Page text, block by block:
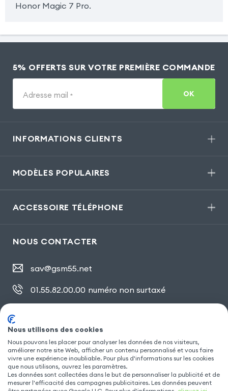
Honor Magic 7 Pro.
5% OFFERTS SUR VOTRE PREMIÈRE COMMANDE
Adresse mail * OK
INFORMATIONS CLIENTS
MODÈLES POPULAIRES
ACCESSOIRE TÉLÉPHONE
NOUS CONTACTER
sav@gsm55.net
01.55.82.00.00 numéro non surtaxé
SUIVEZ NOUS
Nous utilisons des cookies
Nous pouvons les placer pour analyser les données de nos visiteurs,
améliorer notre site Web, afficher un contenu personnalisé et vous faire
vivre une expérience inoubliable. Pour plus d'informations sur les cookies
que nous utilisons, ouvrez les paramètres.
Les données sont collectées dans le but de personnaliser la publicité et de
mesurer l'efficacité des campagnes publicitaires. Les données peuvent